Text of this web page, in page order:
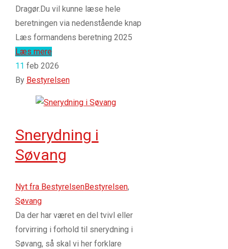
Dragør.Du vil kunne læse hele
beretningen via nedenstående knap
Læs formandens beretning 2025
Læs mere
11 feb 2026
By Bestyrelsen
Snerydning i
Søvang
Nyt fra BestyrelsenBestyrelsen,
Søvang
Da der har været en del tvivl eller
forvirring i forhold til snerydning i
Søvang, så skal vi her forklare